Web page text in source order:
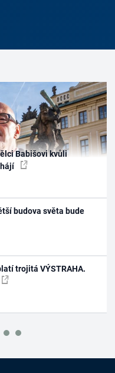
Babišovi kvůli
budova světa bude
trojitá VÝSTRAHA.